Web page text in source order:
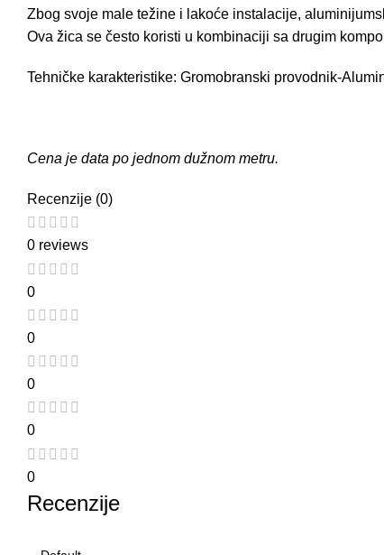
Zbog svoje male težine i lakoće instalacije,
Ova žica se često koristi u kombinaciji sa drugim
Tehničke karakteristike: Gromobranski provodnik-
Cena je data po jednom dužnom metru.
Recenzije (0)
0 reviews
0
0
0
0
0
Recenzije